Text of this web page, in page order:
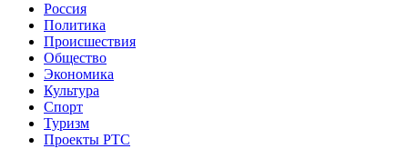
Россия
Политика
Происшествия
Общество
Экономика
Культура
Спорт
Туризм
Проекты РТС